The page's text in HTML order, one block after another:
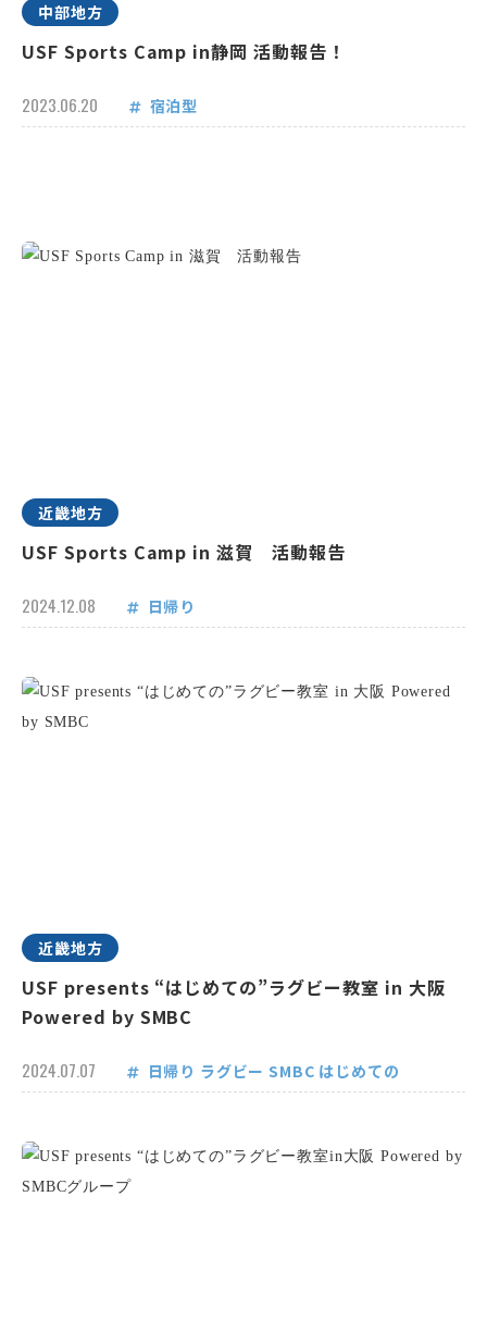
中部地方
USF Sports Camp in静岡 活動報告！
2023.06.20 宿泊型
近畿地方
USF Sports Camp in 滋賀 活動報告
2024.12.08 日帰り
近畿地方
USF presents “はじめての”ラグビー教室 in 大阪
Powered by SMBC
2024.07.07 日帰り ラグビー SMBC はじめての